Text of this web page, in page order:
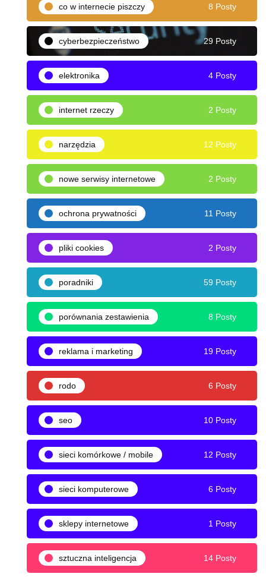
co w internecie piszczy 8 Posty
cyberbezpieczeństwo 29 Posty
elektronika 4 Posty
internet rzeczy 2 Posty
narzędzia 12 Posty
nowe serwisy internetowe 2 Posty
ochrona prywatności 11 Posty
pliki cookies 2 Posty
poradniki 59 Posty
porównania zestawienia 8 Posty
reklama i marketing 19 Posty
rodo 6 Posty
seo 10 Posty
sieci komórkowe / mobile 12 Posty
sieci komputerowe 6 Posty
sklepy internetowe 1 Posty
sztuczna inteligencja 14 Posty